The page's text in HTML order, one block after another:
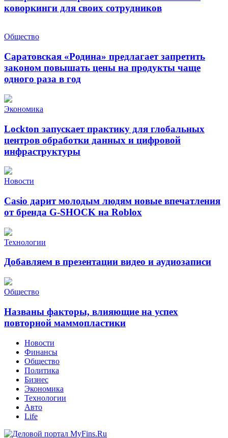
коворкинги для своих сотрудников
Общество
Саратовская «Родина» предлагает запретить
законом повышать цены на продукты чаще
одного раза в год
Экономика
Lockton запускает практику для глобальных
центров обработки данных и цифровой
инфраструктуры
Новости
Casio дарит молодым людям новые впечатления
от бренда G-SHOCK на Roblox
Технологии
Добавляем в презентации видео и аудиозаписи
Общество
Названы факторы, влияющие на успех
повторной маммопластики
Новости
Финансы
Общество
Политика
Бизнес
Экономика
Технологии
Авто
Life